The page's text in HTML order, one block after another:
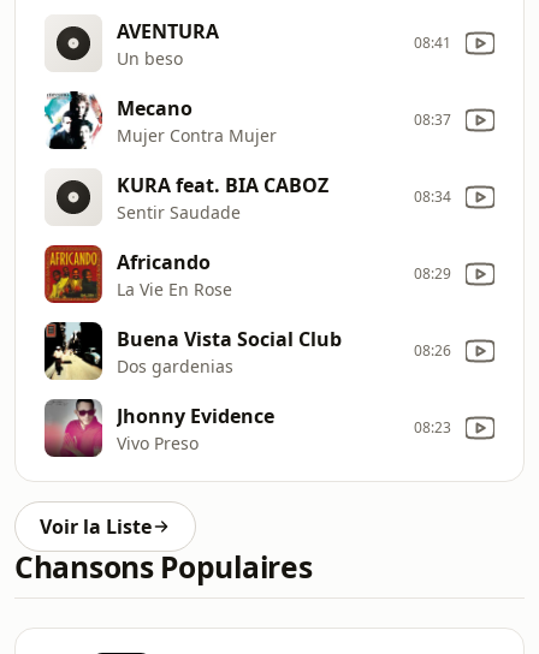
AVENTURA
Un beso
08:41
Mecano
Mujer Contra Mujer
08:37
KURA feat. BIA CABOZ
Sentir Saudade
08:34
Africando
La Vie En Rose
08:29
Buena Vista Social Club
Dos gardenias
08:26
Jhonny Evidence
Vivo Preso
08:23
Voir la Liste
Chansons Populaires